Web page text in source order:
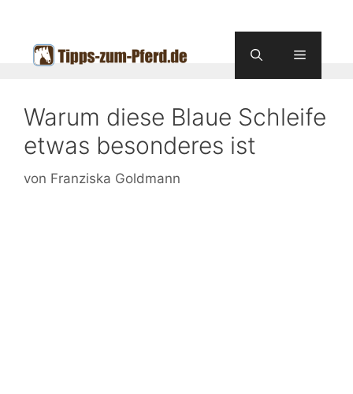
springen
Menü
Warum diese Blaue Schleife
etwas besonderes ist
von Franziska Goldmann